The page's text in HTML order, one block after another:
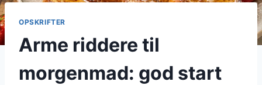
OPSKRIFTER
Arme riddere til
morgenmad: god start